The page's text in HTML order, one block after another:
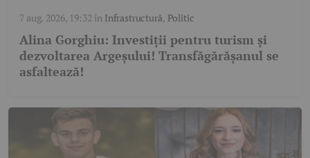
7 aug. 2026, 19:32 în Infrastructură, Politic
Alina Gorghiu: Investiții pentru turism și
dezvoltarea Argeșului! Transfăgărășanul se
asfaltează!